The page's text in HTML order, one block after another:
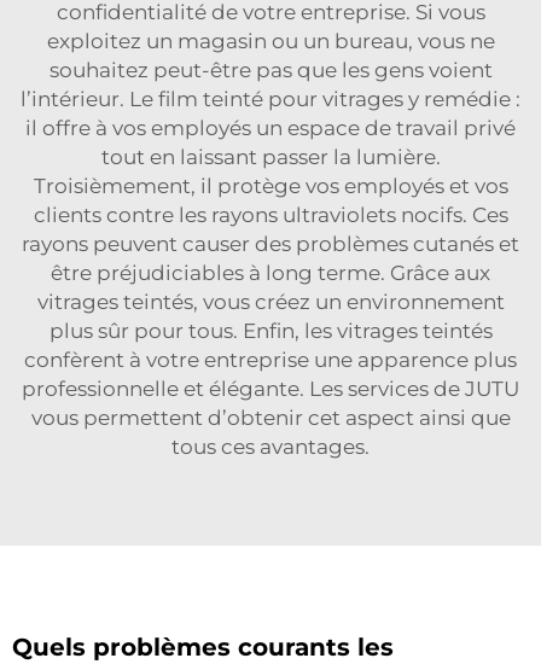
confidentialité de votre entreprise. Si vous
exploitez un magasin ou un bureau, vous ne
souhaitez peut-être pas que les gens voient
l’intérieur. Le film teinté pour vitrages y remédie :
il offre à vos employés un espace de travail privé
tout en laissant passer la lumière.
Troisièmement, il protège vos employés et vos
clients contre les rayons ultraviolets nocifs. Ces
rayons peuvent causer des problèmes cutanés et
être préjudiciables à long terme. Grâce aux
vitrages teintés, vous créez un environnement
plus sûr pour tous. Enfin, les vitrages teintés
confèrent à votre entreprise une apparence plus
professionnelle et élégante. Les services de JUTU
vous permettent d’obtenir cet aspect ainsi que
tous ces avantages.
Quels problèmes courants les